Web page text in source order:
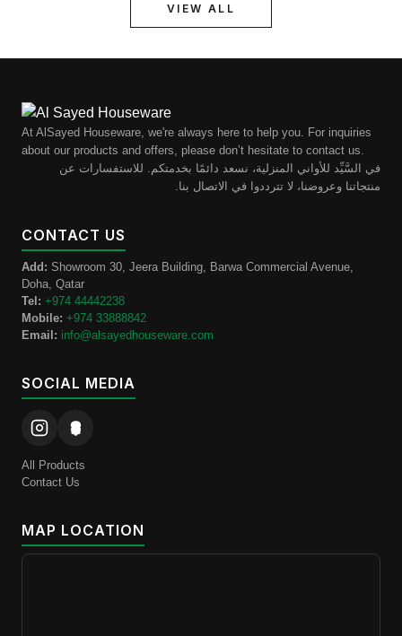
VIEW ALL
At AlSayed Houseware, we're always here to help you. For inquiries
about our products and offers, please don’t hesitate to contact us.
في السَّيِّد للأواني المنزلية، نسعد دائمًا بخدمتكم. للاستفسارات عن
منتجاتنا وعروضنا، لا تترددوا في الاتصال بنا.
CONTACT US
Add: Showroom 30, Jeera Building, Barwa Commercial Avenue,
Doha, Qatar
Tel: +974 44442238
Mobile: +974 33888842
Email: info@alsayedhouseware.com
SOCIAL MEDIA
All Products
Contact Us
MAP LOCATION